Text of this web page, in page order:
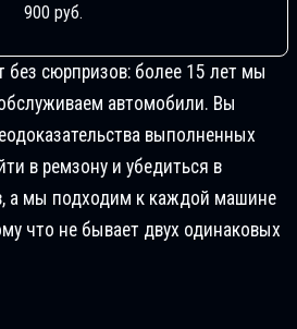
900 руб.
без сюрпризов: более 15 лет мы
автомобили. Вы
выполненных
в ремзону и убедиться в
а мы подходим к каждой машине
что не бывает двух одинаковых